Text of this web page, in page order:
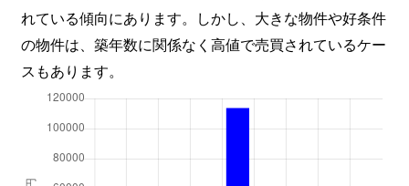
れている傾向にあります。しかし、大きな物件や好条件
の物件は、築年数に関係なく高値で売買されているケー
スもあります。